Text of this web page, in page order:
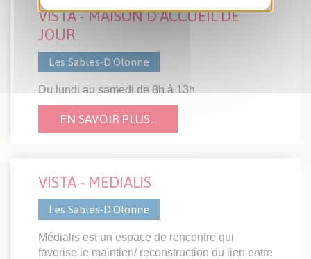
VISTA - MAISON D'ACCUEIL DE
JOUR
Les Sables-D'Olonne
Du lundi au samedi de 8h à 13h
EN SAVOIR PLUS...
VISTA - MEDIALIS
Les Sables-D'Olonne
Médialis est un espace de rencontre qui
favorise le maintien/ reconstruction du lien entre